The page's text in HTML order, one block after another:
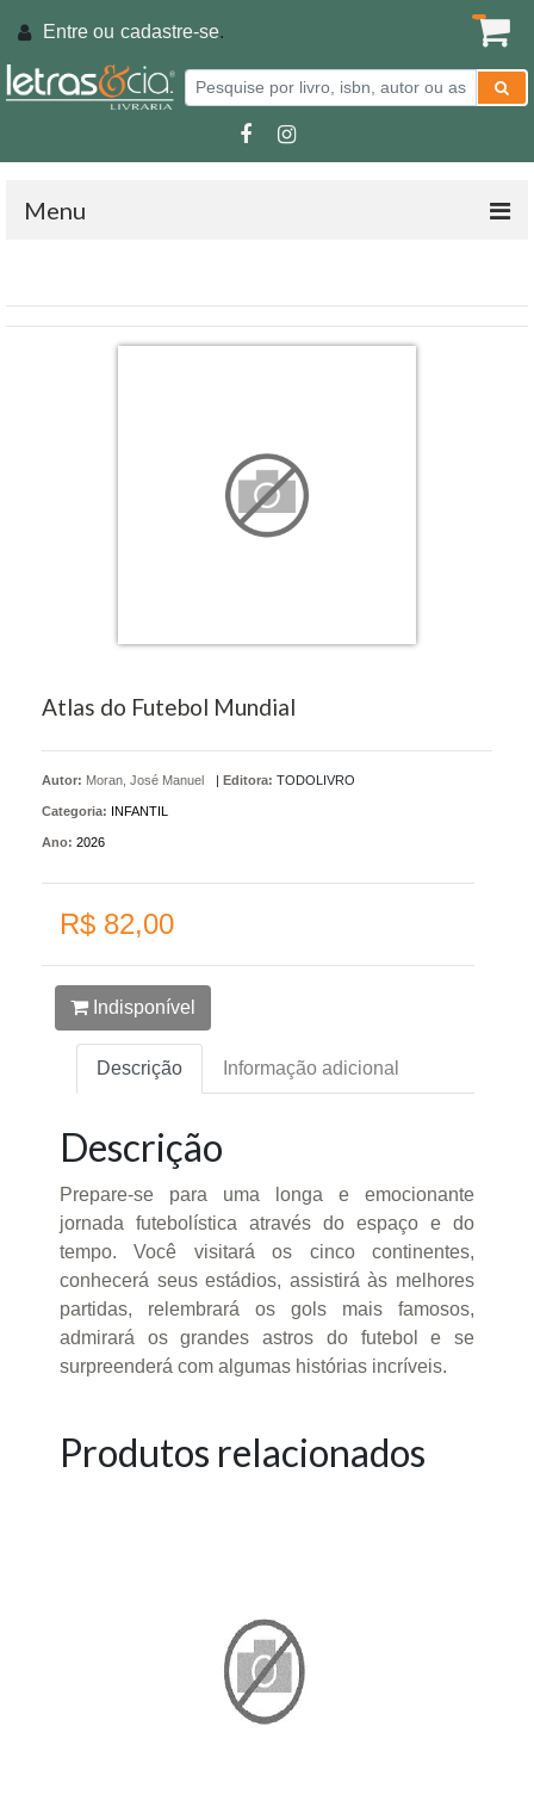
Entre ou cadastre-se.
Menu
Atlas do Futebol Mundial
Autor: Moran, José Manuel | Editora: TODOLIVRO
Categoria: INFANTIL
Ano: 2026
R$ 82,00
Indisponível
Descrição Informação adicional
Descrição
Prepare-se para uma longa e emocionante
jornada futebolística através do espaço e do
tempo. Você visitará os cinco continentes,
conhecerá seus estádios, assistirá às melhores
partidas, relembrará os gols mais famosos,
admirará os grandes astros do futebol e se
surpreenderá com algumas histórias incríveis.
Produtos relacionados